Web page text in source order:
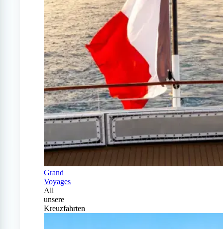
Grand
Voyages
All
unsere
Kreuzfahrten